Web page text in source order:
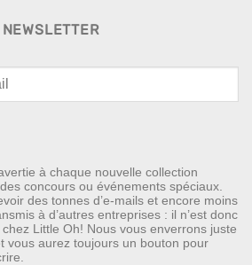
à chaque nouvelle collection
concours ou événements spéciaux.
des tonnes d’e-mails et encore moins
à d’autres entreprises : il n’est donc
Little Oh! Nous vous enverrons juste
vous aurez toujours un bouton pour